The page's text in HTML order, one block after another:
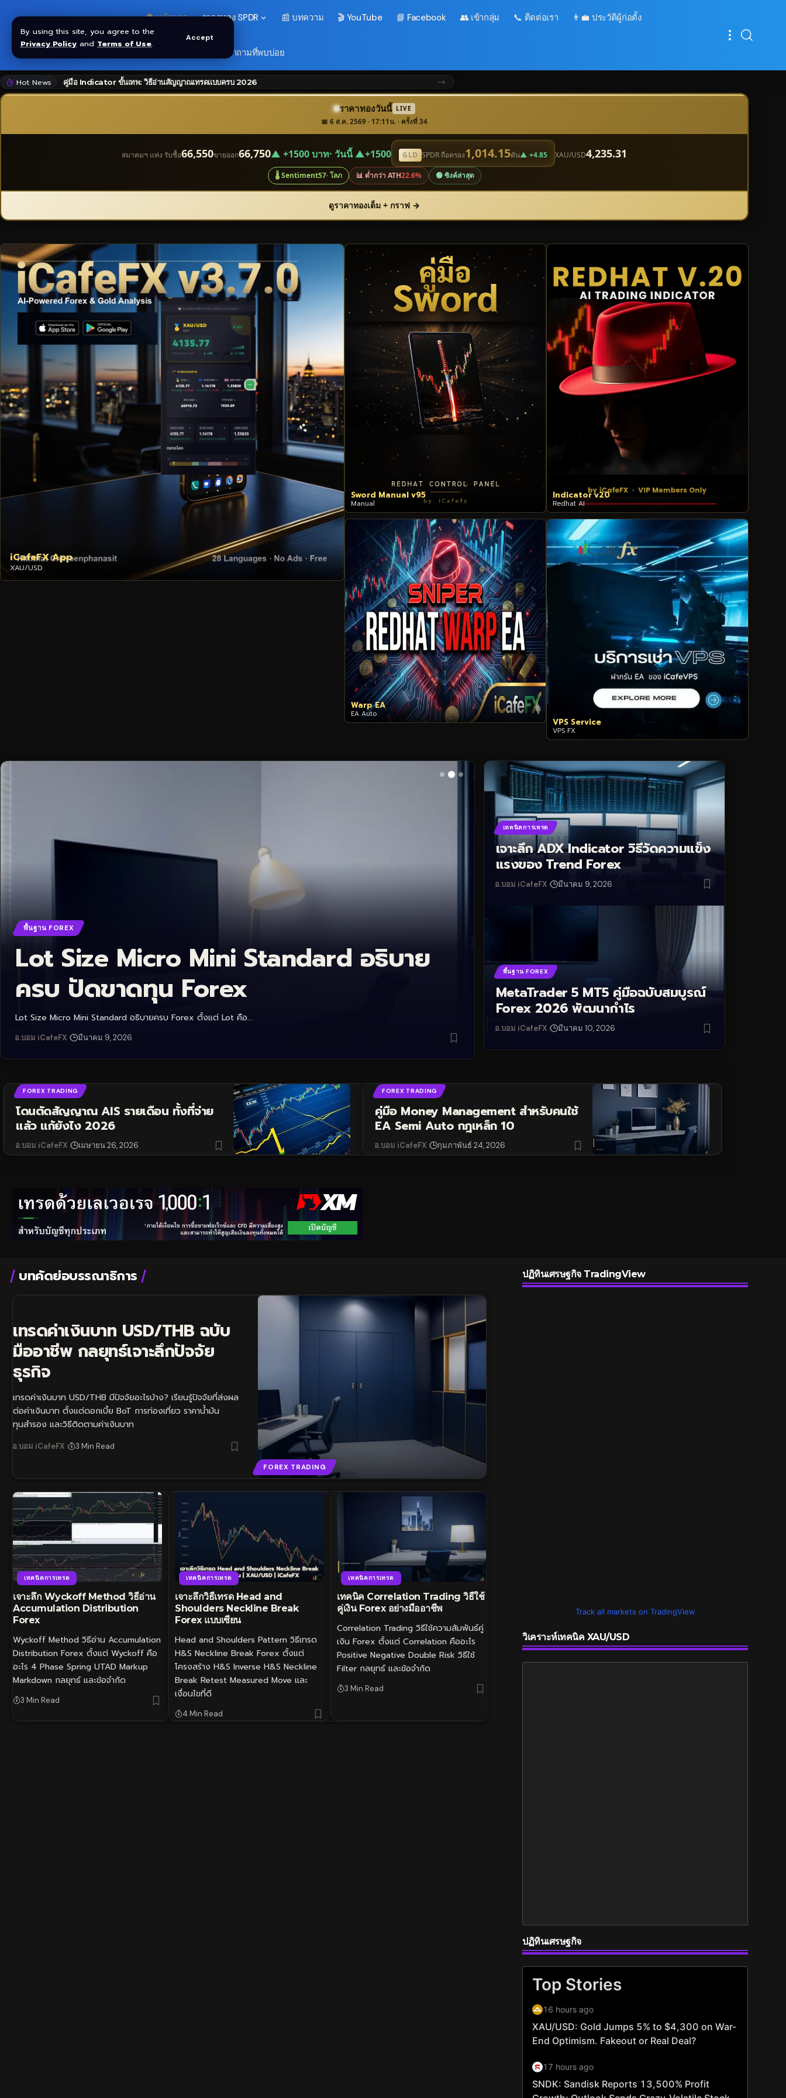
By using this site, you agree to the
Privacy Policy and Terms of Use.
Accept
🏠 หน้าแรก ราคาทอง SPDR 📰 บทความ 🎬 YouTube 📘 Facebook 👥 เข้ากลุ่ม 📞 ติดต่อเรา 👨‍💼 ประวัติผู้ก่อตั้ง
❓ คำถามที่พบบ่อย
Hot News คู่มือ Indicator ขั้นเทพ: วิธีอ่านสัญญาณเทรดแบบครบ 2026
ราคาทองวันนี้ LIVE
📅 6 ส.ค. 2569 · 17:11น. · ครั้งที่ 34
สมาคมฯ แท่ง รับซื้อ66,550ขายออก66,750▲ +1500 บาท· วันนี้ ▲+1500 GLD SPDR ถือครอง1,014.15ตัน▲ +4.85 XAU/USD4,235.31
🌡️ Sentiment57· โลภ 📊 ต่ำกว่า ATH22.6% 🟢 ซิงค์ล่าสุด
ดูราคาทองเต็ม + กราฟ →
iCafeFX App
XAU/USD
Sword Manual v95
Manual
Indicator v20
Redhat AI
Warp EA
EA Auto
VPS Service
VPS FX
พื้นฐาน FOREX
Lot Size Micro Mini Standard อธิบาย
ครบ ปัดขาดทุน Forex
Lot Size Micro Mini Standard อธิบายครบ Forex ตั้งแต่ Lot คือ…
อ.บอม iCafeFX มีนาคม 9, 2026
เทคนิคการเทรด
เจาะลึก ADX Indicator วิธีวัดความแข็ง
แรงของ Trend Forex
อ.บอม iCafeFX มีนาคม 9, 2026
พื้นฐาน FOREX
MetaTrader 5 MT5 คู่มือฉบับสมบูรณ์
Forex 2026 พัฒนากำไร
อ.บอม iCafeFX มีนาคม 10, 2026
FOREX TRADING
โดนตัดสัญญาณ AIS รายเดือน ทั้งที่จ่าย
แล้ว แก้ยังไง 2026
อ.บอม iCafeFX เมษายน 26, 2026
FOREX TRADING
คู่มือ Money Management สำหรับคนใช้
EA Semi Auto กฎเหล็ก 10
อ.บอม iCafeFX กุมภาพันธ์ 24, 2026
บทคัดย่อบรรณาธิการ
FOREX TRADING
เทรดค่าเงินบาท USD/THB ฉบับ
มืออาชีพ กลยุทธ์เจาะลึกปัจจัย
ธุรกิจ
เทรดค่าเงินบาท USD/THB มีปัจจัยอะไรบ้าง? เรียนรู้ปัจจัยที่ส่งผล
ต่อค่าเงินบาท ตั้งแต่ดอกเบี้ย BoT การท่องเที่ยว ราคาน้ำมัน
ทุนสำรอง และวิธีติดตามค่าเงินบาท
อ.บอม iCafeFX 3 Min Read
เทคนิคการเทรด
เจาะลึก Wyckoff Method วิธีอ่าน
Accumulation Distribution
Forex
Wyckoff Method วิธีอ่าน Accumulation
Distribution Forex ตั้งแต่ Wyckoff คือ
อะไร 4 Phase Spring UTAD Markup
Markdown กลยุทธ์ และข้อจำกัด
3 Min Read
เทคนิคการเทรด
เจาะลึกวิธีเทรด Head and
Shoulders Neckline Break
Forex แบบเซียน
Head and Shoulders Pattern วิธีเทรด
H&S Neckline Break Forex ตั้งแต่
โครงสร้าง H&S Inverse H&S Neckline
Break Retest Measured Move และ
เงื่อนไขที่ดี
4 Min Read
เทคนิคการเทรด
เทคนิค Correlation Trading วิธีใช้
คู่เงิน Forex อย่างมืออาชีพ
Correlation Trading วิธีใช้ความสัมพันธ์คู่
เงิน Forex ตั้งแต่ Correlation คืออะไร
Positive Negative Double Risk วิธีใช้
Filter กลยุทธ์ และข้อจำกัด
3 Min Read
ปฏิทินเศรษฐกิจ TradingView
Track all markets on TradingView
วิเคราะห์เทคนิค XAU/USD
ปฏิทินเศรษฐกิจ